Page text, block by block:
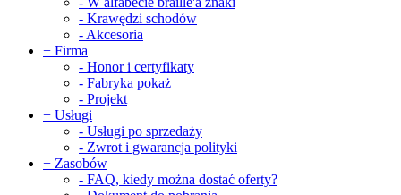
- Krawędzi schodów
- Akcesoria
+ Firma
- Honor i certyfikaty
- Fabryka pokaż
- Projekt
+ Usługi
- Usługi po sprzedaży
- Zwrot i gwarancja polityki
+ Zasobów
- FAQ, kiedy można dostać oferty?